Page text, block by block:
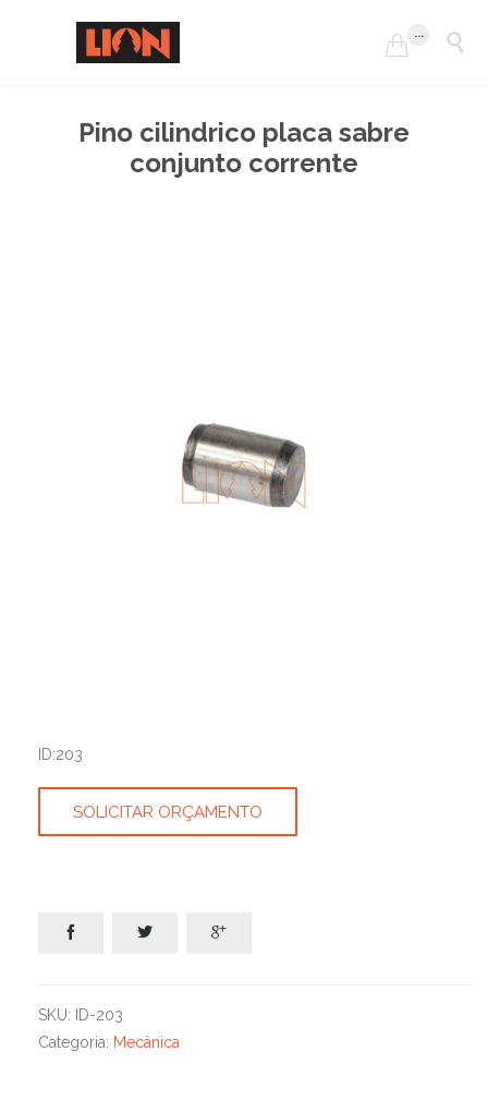

... 
Pino cilindrico placa sabre
conjunto corrente
ID:203
SOLICITAR ORÇAMENTO
  
SKU:
ID-203
Categoria: Mecânica